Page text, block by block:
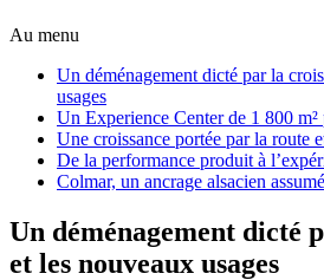
Au menu
Un déménagement dicté par la
usages
Un Experience Center de 1 800 m²
Une croissance portée par la route
De la performance produit à
Colmar, un ancrage alsacien
Un déménagement dicté
et les nouveaux usages